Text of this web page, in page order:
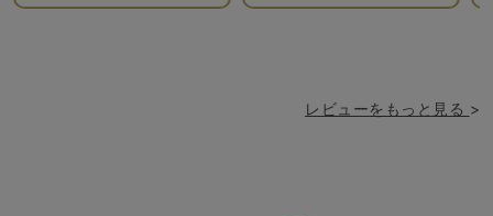
レビューをもっと見る >